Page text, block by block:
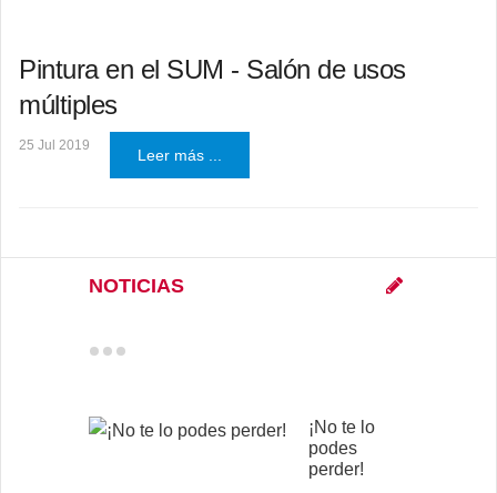
Pintura en el SUM - Salón de usos
múltiples
25 Jul 2019
Leer más ...
NOTICIAS
¡No te lo
podes
perder!